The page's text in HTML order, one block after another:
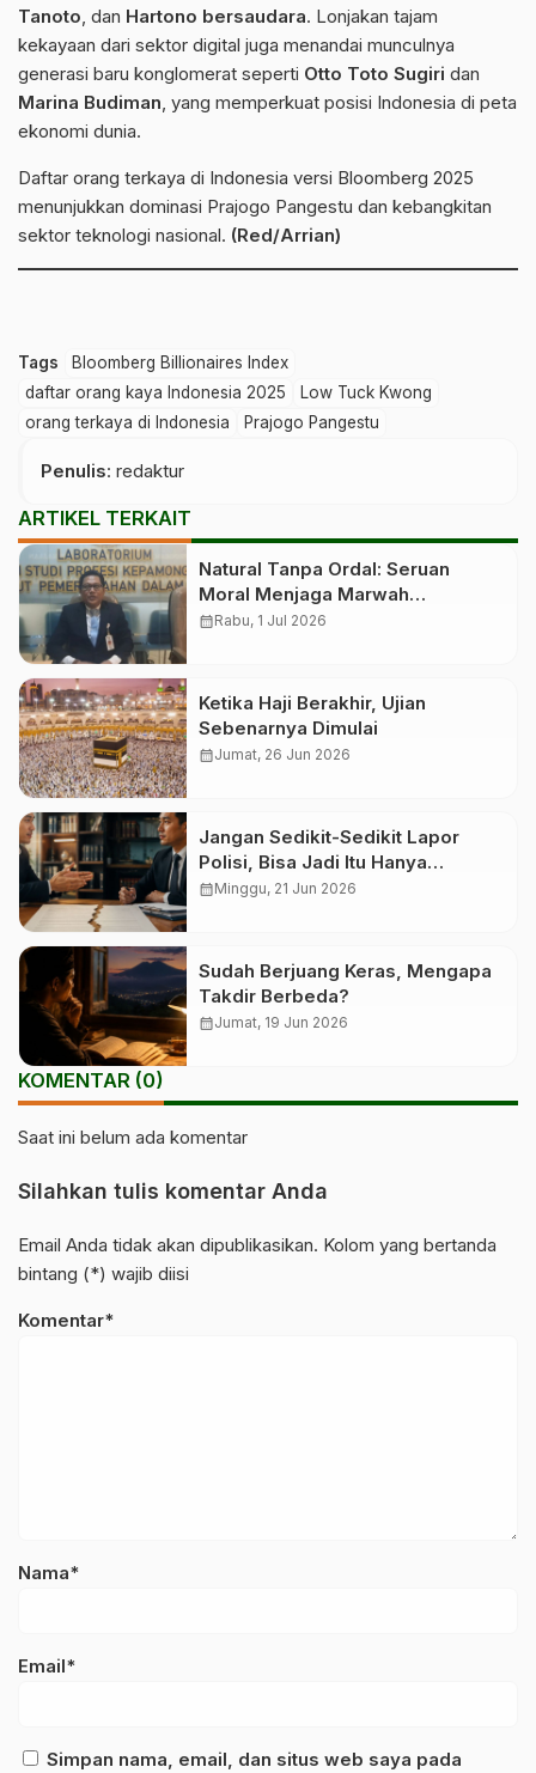
Tanoto, dan Hartono bersaudara. Lonjakan tajam
kekayaan dari sektor digital juga menandai munculnya
generasi baru konglomerat seperti Otto Toto Sugiri dan
Marina Budiman, yang memperkuat posisi Indonesia di peta
ekonomi dunia.
Daftar orang terkaya di Indonesia versi Bloomberg 2025
menunjukkan dominasi Prajogo Pangestu dan kebangkitan
sektor teknologi nasional. (Red/Arrian)
Tags
Bloomberg Billionaires Index
daftar orang kaya Indonesia 2025
Low Tuck Kwong
orang terkaya di Indonesia
Prajogo Pangestu
Penulis: redaktur
ARTIKEL TERKAIT
Natural Tanpa Ordal: Seruan
Moral Menjaga Marwah
Perguruan Tinggi
calendar_monthRabu, 1 Jul 2026
Ketika Haji Berakhir, Ujian
Sebenarnya Dimulai
calendar_monthJumat, 26 Jun 2026
Jangan Sedikit-Sedikit Lapor
Polisi, Bisa Jadi Itu Hanya
Wanprestasi
calendar_monthMinggu, 21 Jun 2026
Sudah Berjuang Keras, Mengapa
Takdir Berbeda?
calendar_monthJumat, 19 Jun 2026
KOMENTAR (0)
Saat ini belum ada komentar
Silahkan tulis komentar Anda
Email Anda tidak akan dipublikasikan. Kolom yang bertanda
bintang (*) wajib diisi
Komentar*
Nama*
Email*
Simpan nama, email, dan situs web saya pada